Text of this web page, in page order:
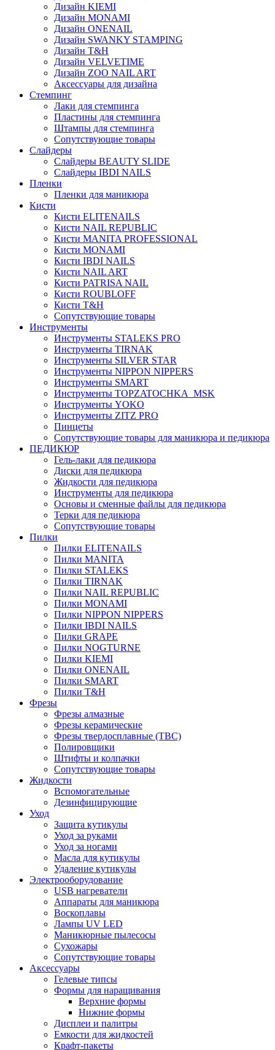
Дизайн KIEMI
Дизайн MONAMI
Дизайн ONENAIL
Дизайн SWANKY STAMPING
Дизайн T&H
Дизайн VELVETIME
Дизайн ZOO NAIL ART
Аксессуары для дизайна
Стемпинг
Лаки для стемпинга
Пластины для стемпинга
Штампы для стемпинга
Сопутствующие товары
Слайдеры
Слайдеры BEAUTY SLIDE
Слайдеры IBDI NAILS
Пленки
Пленки для маникюра
Кисти
Кисти ELITENAILS
Кисти NAIL REPUBLIC
Кисти MANITA PROFESSIONAL
Кисти MONAMI
Кисти IBDI NAILS
Кисти NAIL ART
Кисти PATRISA NAIL
Кисти ROUBLOFF
Кисти T&H
Сопутствующие товары
Инструменты
Инструменты STALEKS PRO
Инструменты TIRNAK
Инструменты SILVER STAR
Инструменты NIPPON NIPPERS
Инструменты SMART
Инструменты TOPZATOCHKA_MSK
Инструменты YOKO
Инструменты ZITZ PRO
Пинцеты
Сопутствующие товары для маникюра и педикюра
ПЕДИКЮР
Гель-лаки для педикюра
Диски для педикюра
Жидкости для педикюра
Инструменты для педикюра
Основы и сменные файлы для педикюра
Терки для педикюра
Сопутствующие товары
Пилки
Пилки ELITENAILS
Пилки MANITA
Пилки STALEKS
Пилки TIRNAK
Пилки NAIL REPUBLIC
Пилки MONAMI
Пилки NIPPON NIPPERS
Пилки IBDI NAILS
Пилки GRAPE
Пилки NOGTURNE
Пилки KIEMI
Пилки ONENAIL
Пилки SMART
Пилки T&H
Фрезы
Фрезы алмазные
Фрезы керамические
Фрезы твердосплавные (ТВС)
Полировщики
Штифты и колпачки
Сопутствующие товары
Жидкости
Вспомогательные
Дезинфицирующие
Уход
Защита кутикулы
Уход за руками
Уход за ногами
Масла для кутикулы
Удаление кутикулы
Электрооборудование
USB нагреватели
Аппараты для маникюра
Воскоплавы
Лампы UV LED
Маникюрные пылесосы
Сухожары
Сопутствующие товары
Аксессуары
Гелевые типсы
Формы для наращивания
Верхние формы
Нижние формы
Дисплеи и палитры
Емкости для жидкостей
Крафт-пакеты